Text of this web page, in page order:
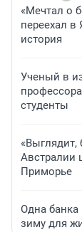
«Мечтал о
переехал
история
Ученый в
студенты
«Выглядит,
Австралии
Приморье
Одна банка
зиму для